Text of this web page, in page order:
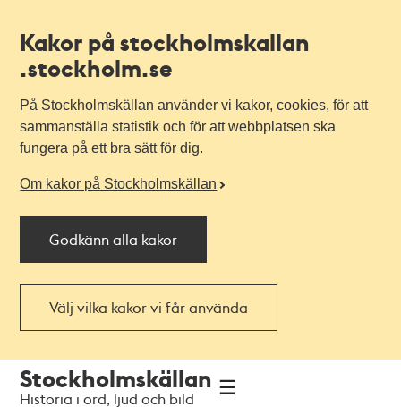
Kakor på stockholmskallan
.stockholm.se
På Stockholmskällan använder vi kakor, cookies, för att
sammanställa statistik och för att webbplatsen ska
fungera på ett bra sätt för dig.
Om kakor på Stockholmskällan
Godkänn alla kakor
Välj vilka kakor vi får använda
navigationen
huvudinnehållet
Stockholmskällan
Historia i ord, ljud och bild